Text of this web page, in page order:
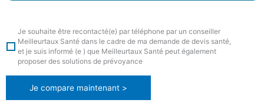
Je souhaite être recontacté(e) par téléphone par un conseiller
Meilleurtaux Santé dans le cadre de ma demande de devis santé,
et je suis informé (e ) que Meilleurtaux Santé peut également
proposer des solutions de prévoyance
Je compare maintenant >